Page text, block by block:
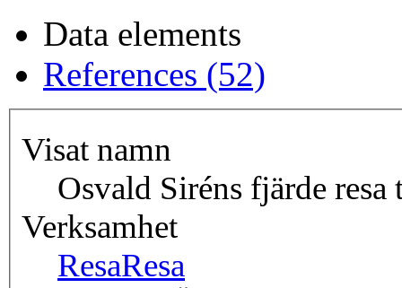
Data elements
References (52)
Visat namn
Osvald Siréns fjärde
Verksamhet
ResaResa